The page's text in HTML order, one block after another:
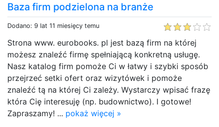
Baza firm podzielona na branże
Dodano: 9 lat 11 miesięcy temu
Strona www. eurobooks. pl jest bazą firm na której
możesz znaleźć firmę spełniającą konkretną usługę.
Nasz katalog firm pomoże Ci w łatwy i szybki sposób
przejrzeć setki ofert oraz wizytówek i pomoże
znaleźć tą na której Ci zależy. Wystarczy wpisać frazę
która Cię interesuję (np. budownictwo). I gotowe!
Zapraszamy! ... pokaż więcej »